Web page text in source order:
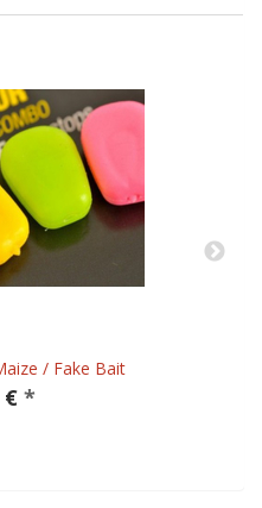
/ Fake Bait
€ *